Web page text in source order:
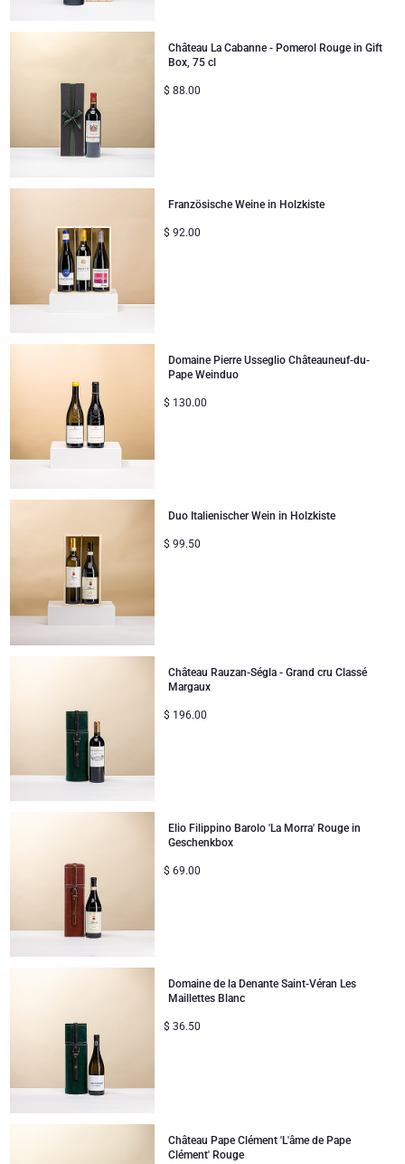
Château La Cabanne - Pomerol Rouge in Gift
Box, 75 cl
$ 88.00
Französische Weine in Holzkiste
$ 92.00
Domaine Pierre Usseglio Châteauneuf-du-
Pape Weinduo
$ 130.00
Duo Italienischer Wein in Holzkiste
$ 99.50
Château Rauzan-Ségla - Grand cru Classé
Margaux
$ 196.00
Elio Filippino Barolo 'La Morra' Rouge in
Geschenkbox
$ 69.00
Domaine de la Denante Saint-Véran Les
Maillettes Blanc
$ 36.50
Château Pape Clément 'L'âme de Pape
Clément' Rouge